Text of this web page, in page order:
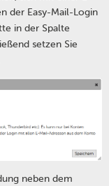
der Easy-Mail-Login
in der Spalte
setzen Sie
neben dem